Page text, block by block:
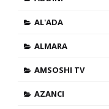
AL'ADA
ALMARA
AMSOSHI TV
AZANCI